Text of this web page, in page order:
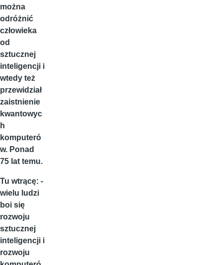
można
odróżnić
człowieka
od
sztucznej
inteligencji i
wtedy też
przewidział
zaistnienie
kwantowyc
h
komputeró
w. Ponad
75 lat temu.
Tu wtrącę: -
wielu ludzi
boi się
rozwoju
sztucznej
inteligencji i
rozwoju